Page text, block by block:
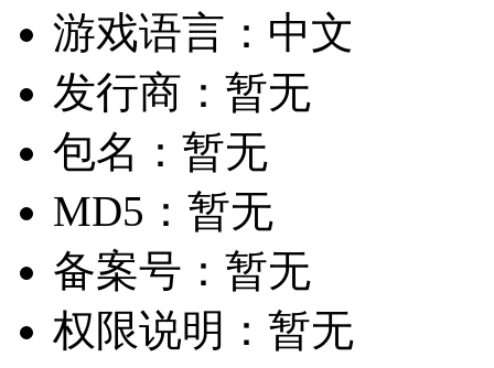
游戏语言： 中文
发行商： 暂无
包名： 暂无
MD5： 暂无
备案号： 暂无
权限说明： 暂无